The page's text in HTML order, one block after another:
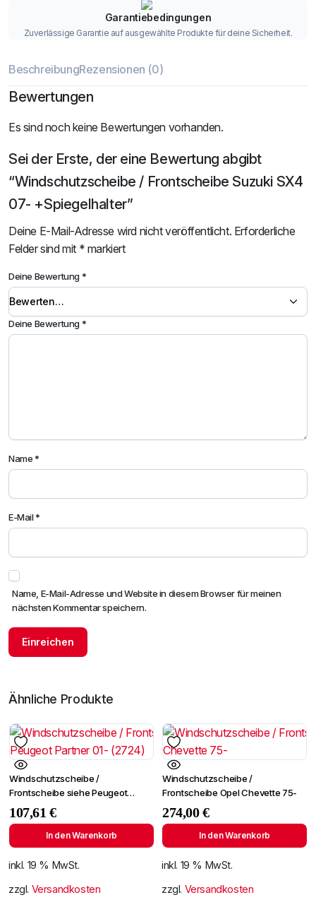
Garantiebedingungen
Zuverlässige Garantie auf ausgewählte Produkte für deine Sicherheit.
BeschreibungRezensionen (0)
Bewertungen
Es sind noch keine Bewertungen vorhanden.
Sei der Erste, der eine Bewertung abgibt
“Windschutzscheibe / Frontscheibe Suzuki SX4
07- +Spiegelhalter”
Deine E-Mail-Adresse wird nicht veröffentlicht. Erforderliche
Felder sind mit * markiert
Deine Bewertung*
Deine Bewertung*
Name*
E-Mail*
Name, E-Mail-Adresse und Website in diesem Browser für meinen
nächsten Kommentar speichern.
Ähnliche Produkte
Windschutzscheibe /
Frontscheibe siehe Peugeot
Partner 01- (2724)
107,61€
In den Warenkorb
inkl. 19 % MwSt.
zzgl. Versandkosten
Windschutzscheibe /
Frontscheibe Opel Chevette 75-
274,00€
In den Warenkorb
inkl. 19 % MwSt.
zzgl. Versandkosten